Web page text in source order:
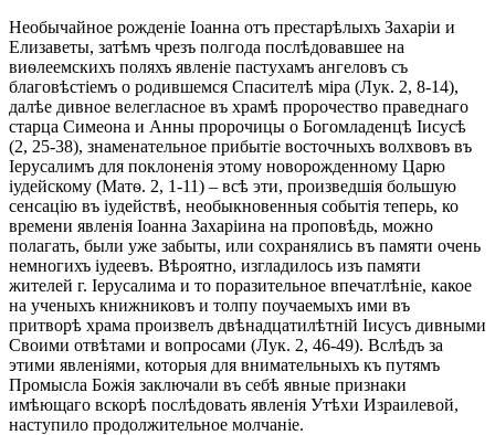
Необычайное рожденіе Іоанна отъ престарѣлыхъ Захаріи и
Елизаветы, затѣмъ чрезъ полгода послѣдовавшее на
виѳлеемскихъ поляхъ явленіе пастухамъ ангеловъ съ
благовѣстіемъ о родившемся Спасителѣ міра (Лук. 2, 8-14),
далѣе дивное велегласное въ храмѣ пророчество праведнаго
старца Симеона и Анны пророчицы о Богомладенцѣ Іисусѣ
(2, 25-38), знаменательное прибытіе восточныхъ волхвовъ въ
Іерусалимъ для поклоненія этому новорожденному Царю
іудейскому (Матѳ. 2, 1-11) – всѣ эти, произведшія большую
сенсацію въ іудействѣ, необыкновенныя событія теперь, ко
времени явленія Іоанна Захаріина на проповѣдь, можно
полагать, были уже забыты, или сохранялись въ памяти очень
немногихъ іудеевъ. Вѣроятно, изгладилось изъ памяти
жителей г. Іерусалима и то поразительное впечатлѣніе, какое
на ученыхъ книжниковъ и толпу поучаемыхъ ими въ
притворѣ храма произвелъ двѣнадцатилѣтній Іисусъ дивными
Своими отвѣтами и вопросами (Лук. 2, 46-49). Вслѣдъ за
этими явленіями, которыя для внимательныхъ къ путямъ
Промысла Божія заключали въ себѣ явные признаки
имѣющаго вскорѣ послѣдовать явленія Утѣхи Израилевой,
наступило продолжительное молчаніе.